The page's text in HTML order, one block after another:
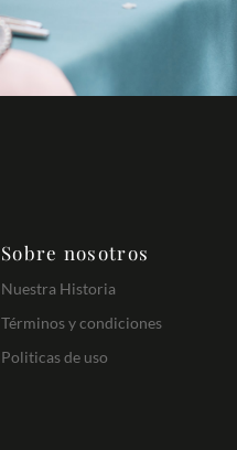
Sobre nosotros
Nuestra Historia
Términos y condiciones
Politicas de uso